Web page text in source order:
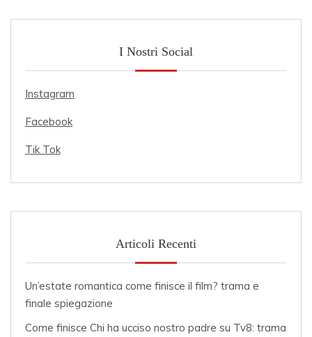
I Nostri Social
Instagram
Facebook
Tik Tok
Articoli Recenti
Un’estate romantica come finisce il film? trama e
finale spiegazione
Come finisce Chi ha ucciso nostro padre su Tv8: trama